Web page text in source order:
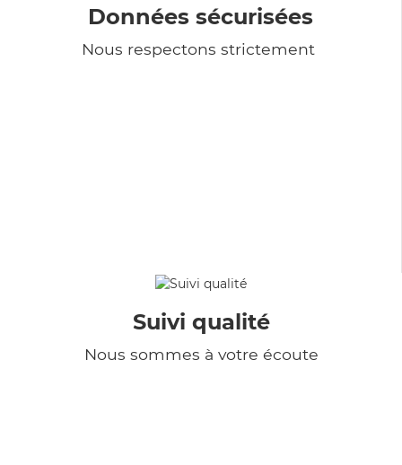
Données sécurisées
Nous respectons strictement
Suivi qualité
Nous sommes à votre écoute